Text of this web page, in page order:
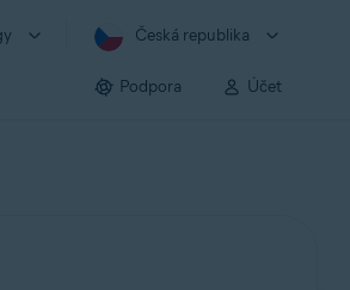
Česká republika
Podpora Účet